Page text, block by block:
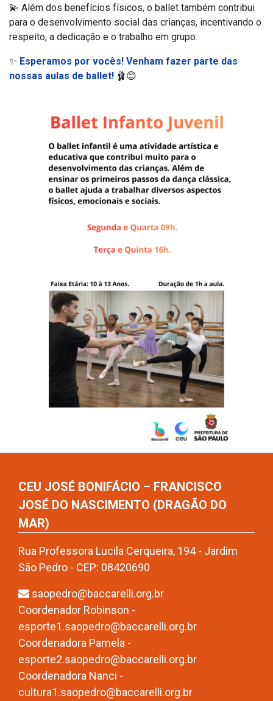
💫 Além dos benefícios físicos, o ballet também contribui
para o desenvolvimento social das crianças, incentivando o
respeito, a dedicação e o trabalho em grupo.
✨ Esperamos por vocês! Venham fazer parte das
nossas aulas de ballet! 🩰😊
CEU JOSÉ BONIFÁCIO – FRANCISCO
JOSÉ DO NASCIMENTO (DRAGÃO DO
MAR)
Rua Professora Lucila Cerqueira, 194 - Jardim
São Pedro - CEP: 08420690
saopedro@baccarelli.org.br
Coordenador Robinson -
esporte1.saopedro@baccarelli.org.br
Coordenadora Pamela -
esporte2.saopedro@baccarelli.org.br
Coordenadora Nanci -
cultura1.saopedro@baccarelli.org.br